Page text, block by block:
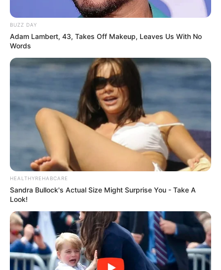
TULIS KOMENTAR
Alamat email Anda tidak akan dipublikasikan.
BUZZ DAY
Adam Lambert, 43, Takes Off Makeup, Leaves Us With No
Words
HEALTHYREHABCARE
Sandra Bullock's Actual Size Might Surprise You - Take A
Look!